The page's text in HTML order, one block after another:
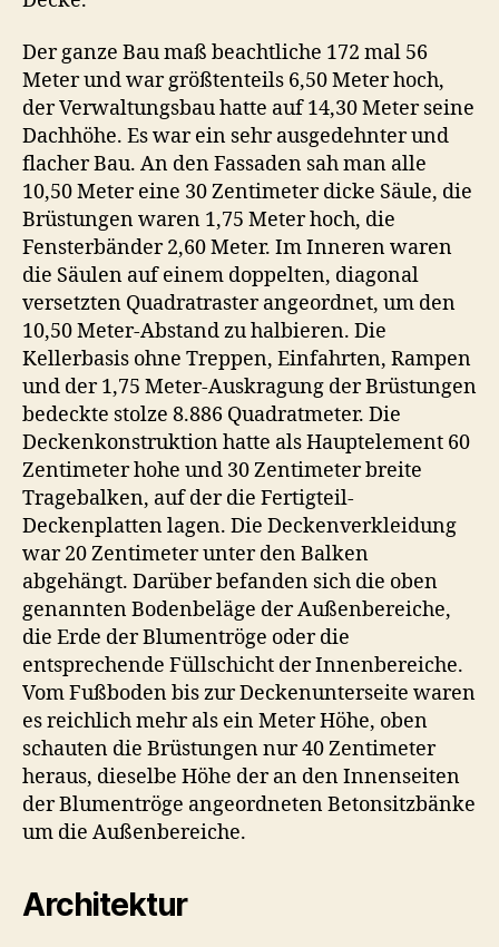
Der ganze Bau maß beachtliche 172 mal 56
Meter und war größtenteils 6,50 Meter hoch,
der Verwaltungsbau hatte auf 14,30 Meter seine
Dachhöhe. Es war ein sehr ausgedehnter und
flacher Bau. An den Fassaden sah man alle
10,50 Meter eine 30 Zentimeter dicke Säule, die
Brüstungen waren 1,75 Meter hoch, die
Fensterbänder 2,60 Meter. Im Inneren waren
die Säulen auf einem doppelten, diagonal
versetzten Quadratraster angeordnet, um den
10,50 Meter-Abstand zu halbieren. Die
Kellerbasis ohne Treppen, Einfahrten, Rampen
und der 1,75 Meter-Auskragung der Brüstungen
bedeckte stolze 8.886 Quadratmeter. Die
Deckenkonstruktion hatte als Hauptelement 60
Zentimeter hohe und 30 Zentimeter breite
Tragebalken, auf der die Fertigteil-
Deckenplatten lagen. Die Deckenverkleidung
war 20 Zentimeter unter den Balken
abgehängt. Darüber befanden sich die oben
genannten Bodenbeläge der Außenbereiche,
die Erde der Blumentröge oder die
entsprechende Füllschicht der Innenbereiche.
Vom Fußboden bis zur Deckenunterseite waren
es reichlich mehr als ein Meter Höhe, oben
schauten die Brüstungen nur 40 Zentimeter
heraus, dieselbe Höhe der an den Innenseiten
der Blumentröge angeordneten Betonsitzbänke
um die Außenbereiche.
Architektur